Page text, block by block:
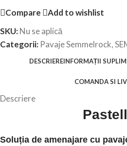
Compare
Add to wishlist
SKU:Nu se aplică
Categorii: Pavaje Semmelrock,
DESCRIEREINFORMAȚII
COMANDA SI
Descriere
Soluția de amenajare cu